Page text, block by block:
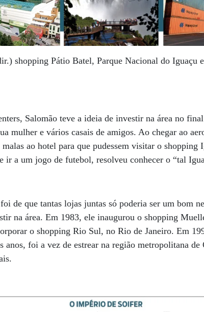
shopping Pátio Batel, Parque Nacional do Iguaçu
Salomão teve a ideia de investir na área no
mulher e vários casais de amigos. Ao chegar ao
malas ao hotel para que pudessem visitar o
ir a um jogo de futebol, resolveu conhecer o “tal
de que tantas lojas juntas só poderia ser um bom
na área. Em 1983, ele inaugurou o shopping
o shopping Rio Sul, no Rio de Janeiro. Em
foi a vez de estrear na região metropolitana